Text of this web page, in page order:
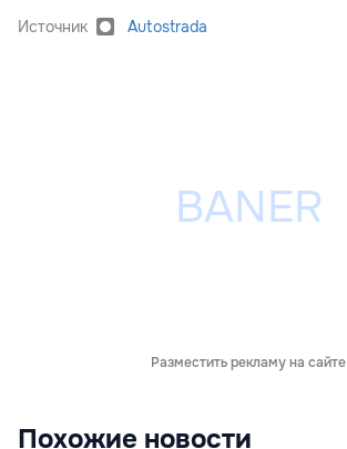
Источник Autostrada
Разместить рекламу на сайте
Похожие новости